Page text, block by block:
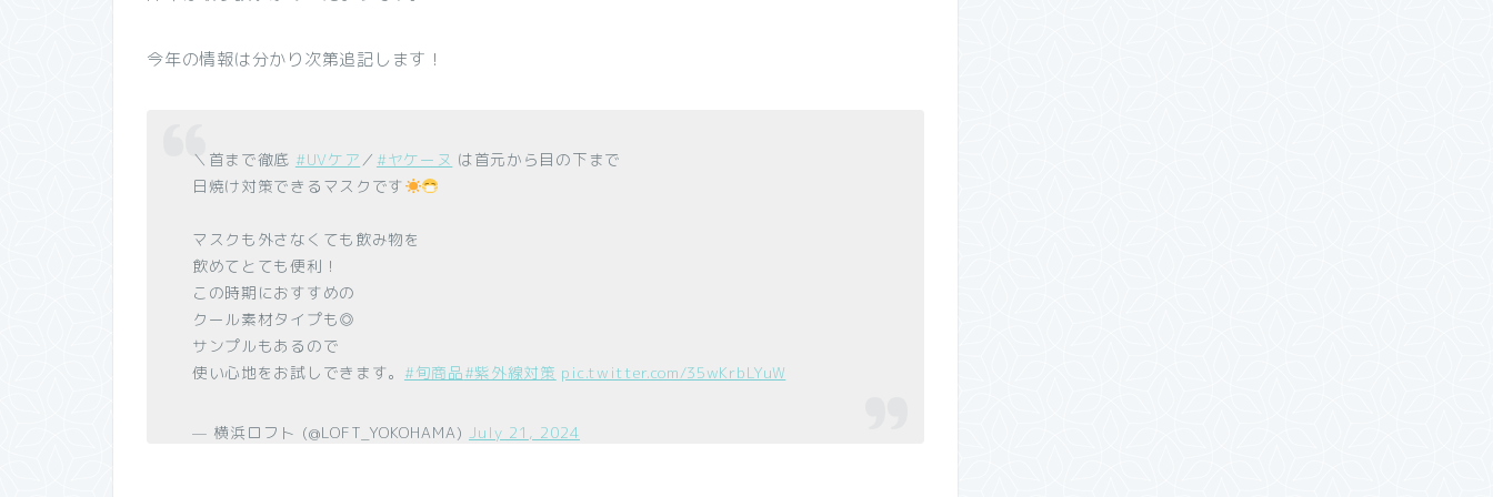
今年の情報は分かり次第追記します！
＼首まで徹底 #UVケア ／ #ヤケーヌ は首元から目の下まで
日焼け対策できるマスクです
マスクも外さなくても飲み物を
飲めてとても便利！
この時期におすすめの
クール素材タイプも◎
サンプルもあるので
使い心地をお試しできます。 #旬商品#紫外線対策 pic.twitter.com/35wKrbLYuW
— 横浜ロフト (@LOFT_YOKOHAMA)July 21, 2024